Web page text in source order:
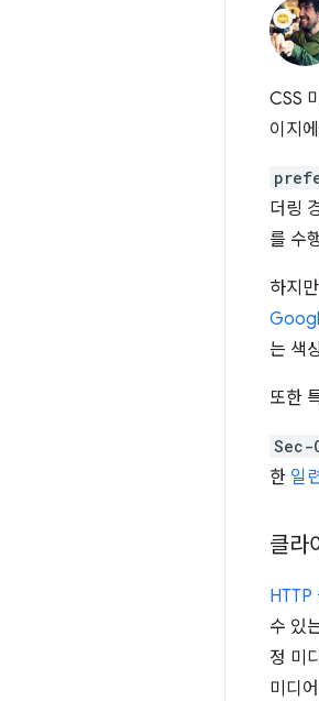
CSS
이지
더링
를 수
하지만
는 색
또한
Sec-
한 일
클라
HTTP
수 있
정 미
미디